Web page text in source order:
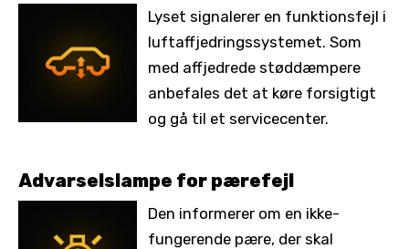
Lyset signalerer en funktionsfejl i
luftaffjedringssystemet. Som
med affjedrede støddæmpere
anbefales det at køre forsigtigt
og gå til et servicecenter.
Advarselslampe for pærefejl
Den informerer om en ikke-
fungerende pære, der skal